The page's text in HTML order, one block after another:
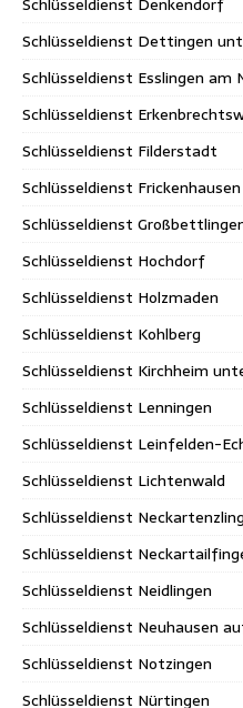
Schlüsseldienst Dettingen
Schlüsseldienst Esslingen am
Schlüsseldienst
Schlüsseldienst Filderstadt
Schlüsseldienst Frickenhausen
Schlüsseldienst
Schlüsseldienst Hochdorf
Schlüsseldienst Holzmaden
Schlüsseldienst Kohlberg
Schlüsseldienst Kirchheim
Schlüsseldienst Lenningen
Schlüsseldienst Leinfelden-
Schlüsseldienst Lichtenwald
Schlüsseldienst
Schlüsseldienst
Schlüsseldienst Neidlingen
Schlüsseldienst Neuhausen
Schlüsseldienst Notzingen
Schlüsseldienst Nürtingen